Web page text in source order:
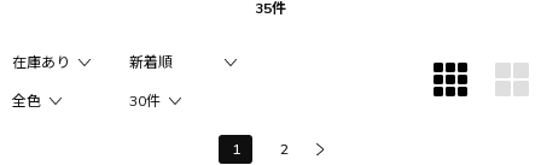
35件
1 2